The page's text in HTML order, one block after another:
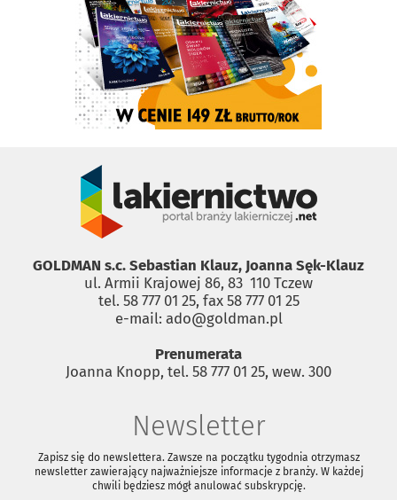
GOLDMAN s.c. Sebastian Klauz, Joanna Sęk-Klauz
ul. Armii Krajowej 86, 83 ­ 110 Tczew
tel. 58 777 01 25, fax 58 777 01 25
e-mail: ado@goldman.pl
Prenumerata
Joanna Knopp, tel. 58 777 01 25, wew. 300
Newsletter
Zapisz się do newslettera. Zawsze na początku tygodnia otrzymasz
newsletter zawierający najważniejsze informacje z branży. W każdej
chwili będziesz mógł anulować subskrypcję.